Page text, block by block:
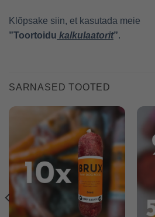
Klõpsake siin, et kasutada meie
”Toortoidu kalkulaatorit”.
SARNASED TOOTED